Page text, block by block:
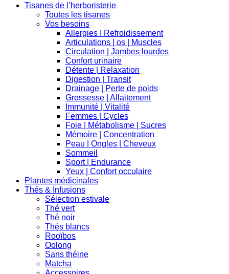
Tisanes de l’herboristerie
Toutes les tisanes
Vos besoins
Allergies I Refroidissement
Articulations | os | Muscles
Circulation | Jambes lourdes
Confort urinaire
Détente | Relaxation
Digestion | Transit
Drainage | Perte de poids
Grossesse | Allaitement
Immunité | Vitalité
Femmes | Cycles
Foie | Métabolisme | Sucres
Mémoire | Concentration
Peau | Ongles | Cheveux
Sommeil
Sport | Endurance
Yeux | Confort occulaire
Plantes médicinales
Thés & Infusions
Sélection estivale
Thé vert
Thé noir
Thés blancs
Rooïbos
Oolong
Sans théine
Matcha